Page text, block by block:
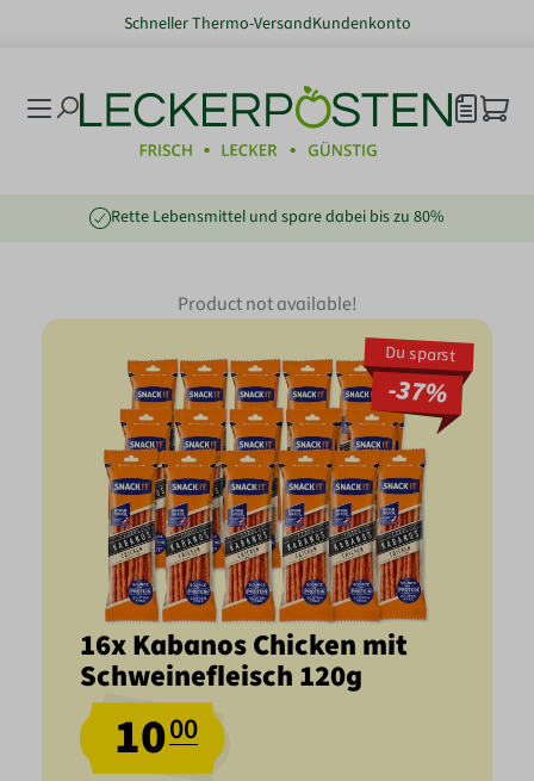
springenSchneller Thermo-VersandKundenkonto
Rette Lebensmittel und spare dabei bis zu 80%
Product not available!
16x Kabanos Chicken mit
Schweinefleisch 120g
1000
Du sparst
-37%